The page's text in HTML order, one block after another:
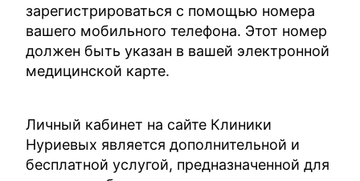
зарегистрироваться с помощью номера
вашего мобильного телефона. Этот номер
должен быть указан в вашей электронной
медицинской карте.
Личный кабинет на сайте Клиники
Нуриевых является дополнительной и
бесплатной услугой, предназначенной для